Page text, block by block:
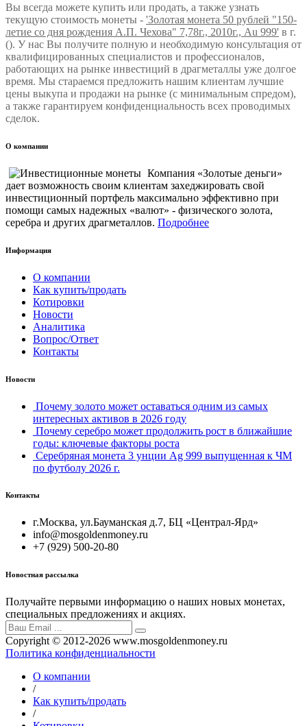
Вы всегда можете купить или продать, а также узнать
текущую стоимость монеты - 'Золотая монета 50 рублей "150-
летие со дня рождения А.П. Чехова" 7,78г., 2010г., Au 999' в г.
(). У нас Вы получите полную и необходимую консультация от
квалифицированных специалистов и профессионалов,
работающих на рынке инвестиций в драгметаллы уже долгое
время. Мы стараемся предложить нашим клиентам лучшие
цены выкупа и продажи на рынке (с минимальным спредом),
а также гарантируем конфиденциальность всех проводимых
сделок.
О компании
Компания «Золотые деньги»
дает возможность своим клиентам захеджировать свой
инвестиционный портфель максимально эффективно при
помощи самых надежных «валют» - физического золота,
серебра и других драгметаллов. Подробнее
Информация
О компании
Как купить/продать
Котировки
Новости
Аналитика
Вопрос/Ответ
Контакты
Новости
Почему золото может оставаться одним из самых
интересных активов в 2026 году
Почему серебро может продолжить рост в ближайшие
годы: ключевые факторы роста
Серебряная монета 3 унции Ag 999 выпущенная к ЧМ
по футболу 2026 г.
Контакты
г.Москва, ул.Бауманская д.7, БЦ «Централ-Ярд»
info@mosgoldenmoney.ru
+7 (929) 500-20-80
Новостная рассылка
Получайте первыми информацию о наших новых монетах,
специальных предложениях и акциях.
Copyright © 2012-2026 www.mosgoldenmoney.ru
Политика конфиденциальности
О компании
/
Как купить/продать
/